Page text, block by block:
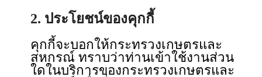
2. ประโยชน์ของคุกกี้
คุกกี้จะบอกให้กระทรวงเกษตรและ
สหกรณ์ ทราบว่าท่านเข้าใช้งานส่วน
ใดในบริการของกระทรวงเกษตรและ